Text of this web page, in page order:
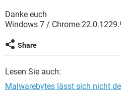
FACEBOOK
Danke euch
Windows 7 / Chrome
Share
Lesen Sie auch:
Malwarebytes lässt sich nicht